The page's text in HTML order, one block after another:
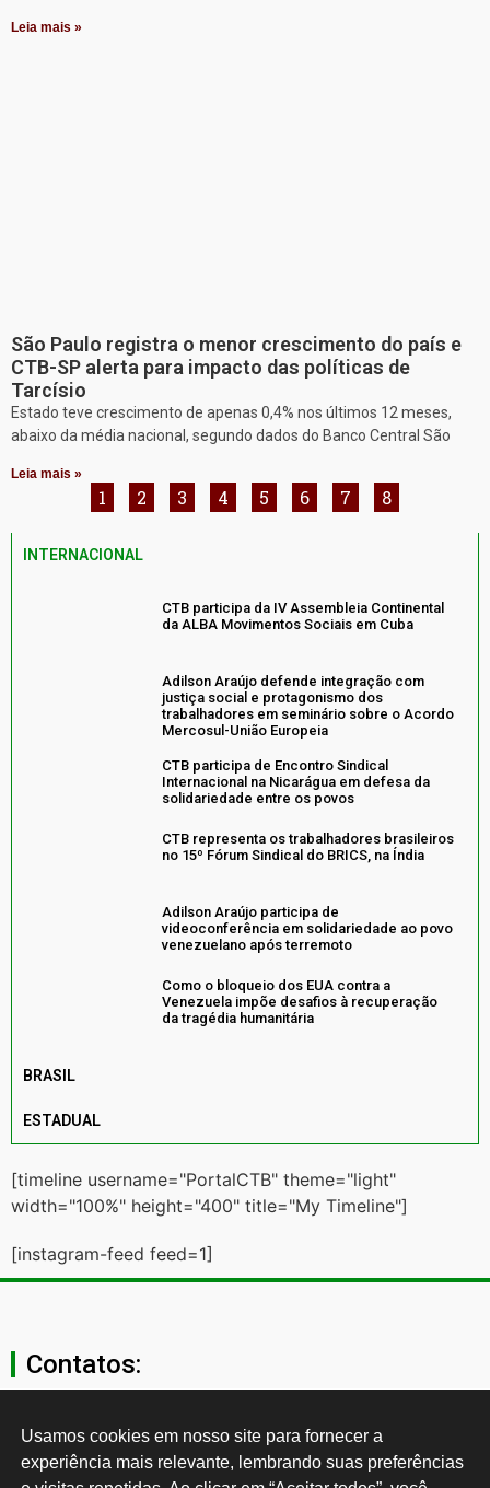
Leia mais »
São Paulo registra o menor crescimento do país e
CTB-SP alerta para impacto das políticas de
Tarcísio
Estado teve crescimento de apenas 0,4% nos últimos 12 meses,
abaixo da média nacional, segundo dados do Banco Central São
Leia mais »
1 2 3 4 5 6 7 8
INTERNACIONAL
CTB participa da IV Assembleia Continental
da ALBA Movimentos Sociais em Cuba
Adilson Araújo defende integração com
justiça social e protagonismo dos
trabalhadores em seminário sobre o Acordo
Mercosul-União Europeia
CTB participa de Encontro Sindical
Internacional na Nicarágua em defesa da
solidariedade entre os povos
CTB representa os trabalhadores brasileiros
no 15º Fórum Sindical do BRICS, na Índia
Adilson Araújo participa de
videoconferência em solidariedade ao povo
venezuelano após terremoto
Como o bloqueio dos EUA contra a
Venezuela impõe desafios à recuperação
da tragédia humanitária
BRASIL
ESTADUAL
[timeline username="PortalCTB" theme="light"
width="100%" height="400" title="My Timeline"]
[instagram-feed feed=1]
Contatos:
secgeral@ctb.org.br
11 3874-0040
Usamos cookies em nosso site para fornecer a
experiência mais relevante, lembrando suas preferências